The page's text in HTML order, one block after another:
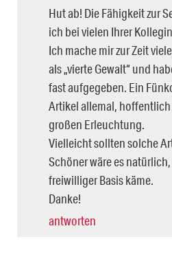
Hut ab! Die Fähigkeit zur
ich bei vielen Ihrer
Ich mache mir zur Zeit
als „vierte Gewalt“ und
fast aufgegeben. Ein
Artikel allemal,
großen Erleuchtung.
Vielleicht sollten solche
Schöner wäre es
freiwilliger Basis käme.
Danke!
antworten